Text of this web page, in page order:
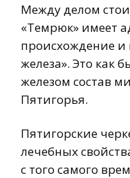
Между делом
«Темрюк» имеет
происхождение и
железа». Это как
железом состав
Пятигорья.
Пятигорские
лечебных
с того самого